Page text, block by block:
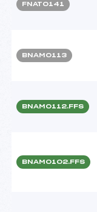
FNAT0141
BNAM0113
BNAM0112.FFS
BNAM0102.FFS